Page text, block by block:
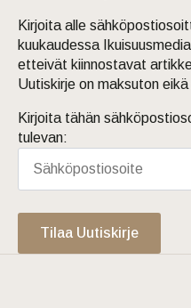
Kirjoita alle
kuukaudessa
etteivät kiinnostavat
Uutiskirje on maksuton
Kirjoita tähän
tulevan:
Tilaa Uutiskirje